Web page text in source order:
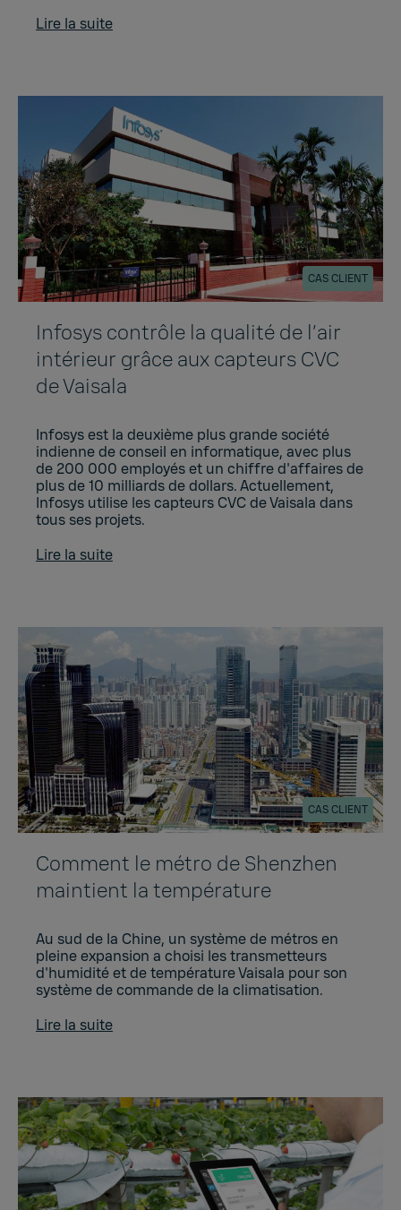
Lire la suite
CAS CLIENT
Infosys contrôle la qualité de l’air
intérieur grâce aux capteurs CVC
de Vaisala
Infosys est la deuxième plus grande société
indienne de conseil en informatique, avec plus
de 200 000 employés et un chiffre d'affaires de
plus de 10 milliards de dollars. Actuellement,
Infosys utilise les capteurs CVC de Vaisala dans
tous ses projets.
Lire la suite
CAS CLIENT
Comment le métro de Shenzhen
maintient la température
Au sud de la Chine, un système de métros en
pleine expansion a choisi les transmetteurs
d'humidité et de température Vaisala pour son
système de commande de la climatisation.
Lire la suite